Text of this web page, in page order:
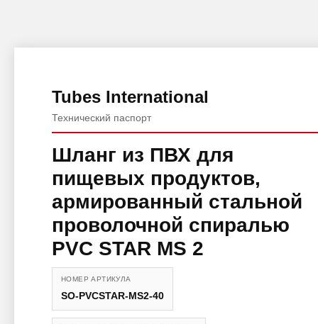
Tubes International
Технический паспорт
Шланг из ПВХ для
пищевых продуктов,
армированный стальной
проволочной спиралью
PVC STAR MS 2
НОМЕР АРТИКУЛА
SO-PVCSTAR-MS2-40